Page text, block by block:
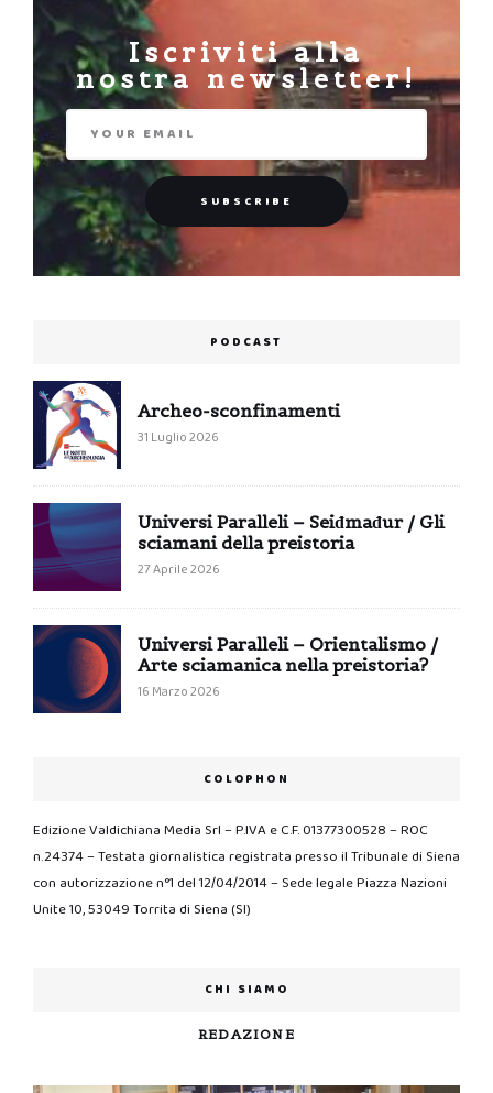
Iscriviti alla
nostra newsletter!
PODCAST
Archeo-sconfinamenti
31 Luglio 2026
Universi Paralleli – Seiđmađur / Gli
sciamani della preistoria
27 Aprile 2026
Universi Paralleli – Orientalismo /
Arte sciamanica nella preistoria?
16 Marzo 2026
COLOPHON
Edizione Valdichiana Media Srl – P.IVA e C.F. 01377300528 – ROC
n.24374 – Testata giornalistica registrata presso il Tribunale di Siena
con autorizzazione n°1 del 12/04/2014 – Sede legale Piazza Nazioni
Unite 10, 53049 Torrita di Siena (SI)
CHI SIAMO
REDAZIONE